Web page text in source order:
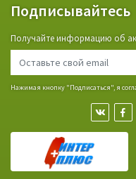
Подписывайтесь
Получайте информацию об
Нажимая кнопку "Подписаться", я